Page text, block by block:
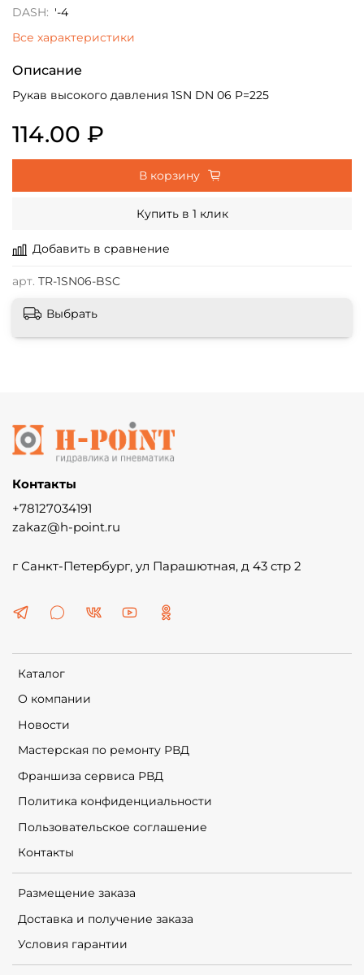
Добавить в сравнение
арт. TR-1SN06-BSC
DASH: '-4
Все характеристики
Описание
Рукав высокого давления 1SN DN 06 P=225
114.00 ₽
В корзину
Купить в 1 клик
Выбрать
Каталог
О компании
Новости
Мастерская по ремонту РВД
Франшиза сервиса РВД
Политика конфиденциальности
Пользовательское соглашение
Контакты
Размещение заказа
Доставка и получение заказа
Условия гарантии
Контакты
+78127034191
zakaz@h-point.ru
г Санкт-Петербург, ул Парашютная, д 43 стр 2